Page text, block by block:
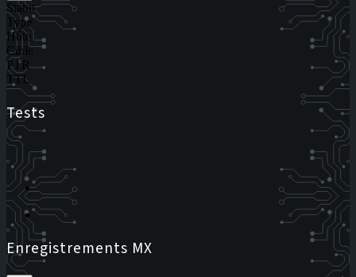
Statut
Type
Hôte
Cible
PTR
TTL
Tests
Enregistrements MX